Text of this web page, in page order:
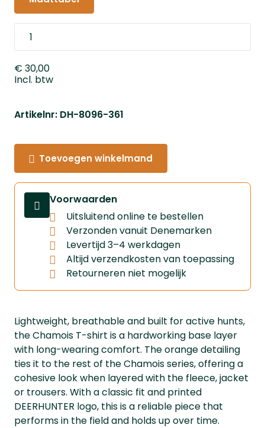
Lightweight, breathable and built for active hunts,
the Chamois T-shirt is a hardworking base layer
with long-wearing comfort. The orange detailing
ties it to the rest of the Chamois series, offering a
cohesive look when layered with the fleece, jacket
or trousers. With a classic fit and printed
DEERHUNTER logo, this is a reliable piece that
performs in the field and holds up over time.
€ 30,00
Incl. btw
Artikelnr: DH-8096-361
Toevoegen winkelmand
Voorwaarden
Uitsluitend online te bestellen
Verzonden vanuit Denemarken
Levertijd 3–4 werkdagen
Altijd verzendkosten van toepassing
Retourneren niet mogelijk